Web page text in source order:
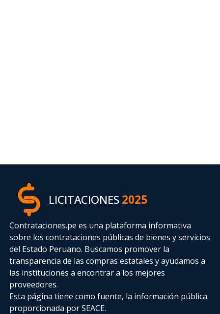
LICITACIONES2025
Contrataciones.pe es una plataforma informativa
sobre los contrataciones públicas de bienes y servicios
del Estado Peruano. Buscamos promover la
transparencia de las compras estatalesy ayudamos a
las instituciones a encontrar a los mejores
proveedores.
Esta página tiene como fuente, la información pública
proporcionada por SEACE.